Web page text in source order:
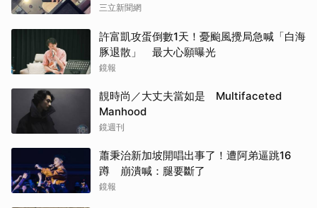
三立新聞網
許富凱攻蛋倒數1天！憂颱風攪局急喊「白海
豚退散」 最大心願曝光
鏡報
靚時尚／大丈夫當如是 Multifaceted
Manhood
鏡週刊
蕭秉治新加坡開唱出事了！遭阿弟逼跳16
蹲 崩潰喊：腿要斷了
鏡報